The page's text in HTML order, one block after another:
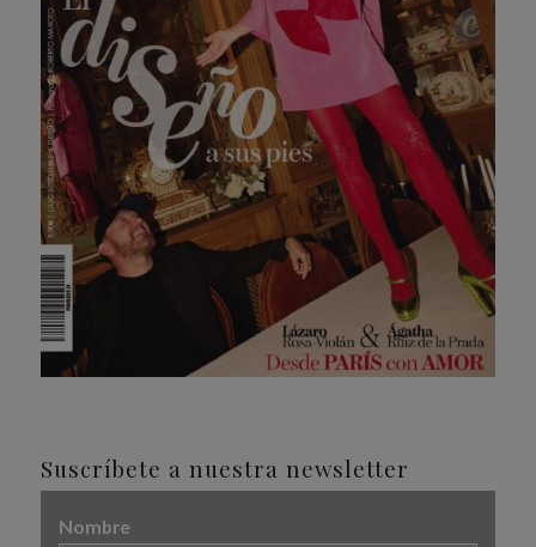
Suscríbete a nuestra newsletter
Nombre